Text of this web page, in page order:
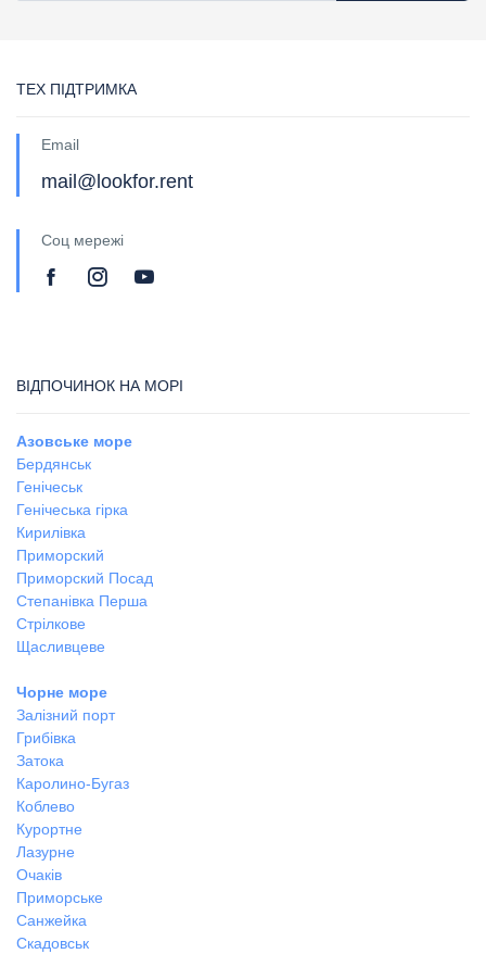
ТЕХ ПІДТРИМКА
Email
mail@lookfor.rent
Соц мережі
ВІДПОЧИНОК НА МОРІ
Азовське море
Бердянськ
Генічеськ
Генічеська гірка
Кирилівка
Приморский
Приморский Посад
Степанівка Перша
Стрілкове
Щасливцеве
Чорне море
Залізний порт
Грибівка
Затока
Каролино-Бугаз
Коблево
Курортне
Лазурне
Очаків
Приморське
Санжейка
Скадовськ